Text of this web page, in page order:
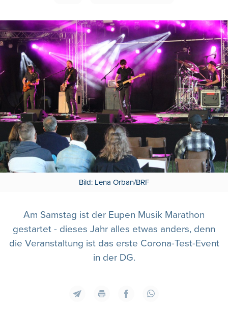
Bild: Lena Orban/BRF
Am Samstag ist der Eupen Musik Marathon
gestartet - dieses Jahr alles etwas anders, denn
die Veranstaltung ist das erste Corona-Test-Event
in der DG.